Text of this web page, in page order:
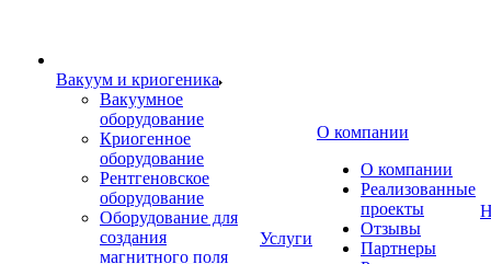
Вакуум и криогеника
Вакуумное
оборудование
Криогенное
оборудование
Рентгеновское
оборудование
Оборудование для
создания
магнитного поля
Услуги
О компании
О компании
Реализованные
проекты
Отзывы
Партнеры